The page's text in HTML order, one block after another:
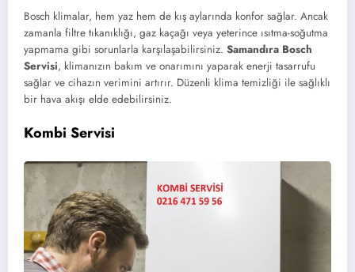
Bosch klimalar, hem yaz hem de kış aylarında konfor sağlar. Ancak
zamanla filtre tıkanıklığı, gaz kaçağı veya yeterince ısıtma-soğutma
yapmama gibi sorunlarla karşılaşabilirsiniz. Samandıra Bosch
Servisi, klimanızın bakım ve onarımını yaparak enerji tasarrufu
sağlar ve cihazın verimini artırır. Düzenli klima temizliği ile sağlıklı
bir hava akışı elde edebilirsiniz.
Kombi Servisi